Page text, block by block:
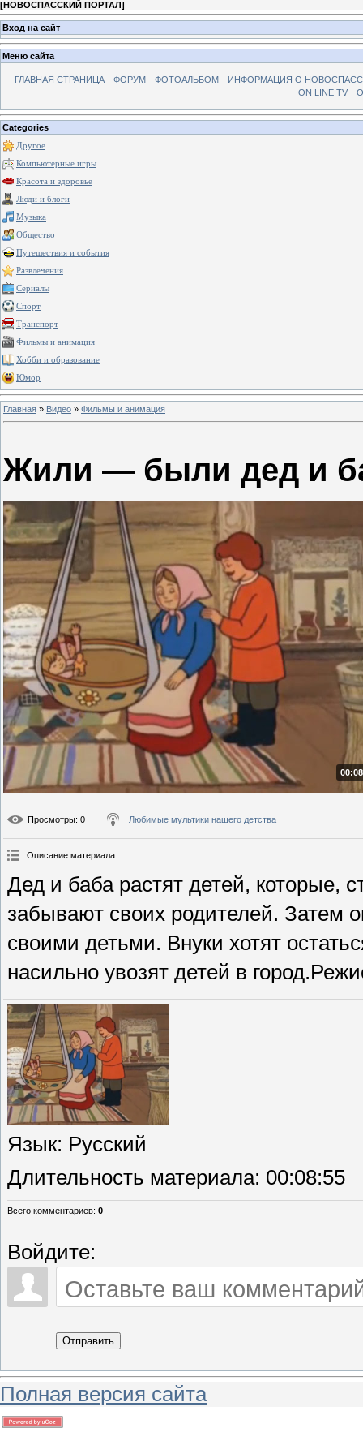
[НОВОСПАССКИЙ ПОРТАЛ]
Вход на сайт
Меню сайта
ГЛАВНАЯ СТРАНИЦА ФОРУМ ФОТОАЛЬБОМ
ИНФОРМАЦИЯ О
ON LINE TV
Categories
Другое
Компьютерные игры
Красота и здоровье
Люди и блоги
Музыка
Общество
Путешествия и события
Развлечения
Сериалы
Спорт
Транспорт
Фильмы и анимация
Хобби и образование
Юмор
Главная » Видео » Фильмы и анимация
Жили — были дед и
Просмотры: 0 Любимые мультики нашего детства
Описание материала:
Дед и баба растят детей, которые,
забывают своих родителей. Затем
своими детьми. Внуки хотят
насильно увозят детей в
Язык: Русский
Длительность материала: 00:08:55
Всего комментариев: 0
Войдите:
Отправить
Полная версия сайта